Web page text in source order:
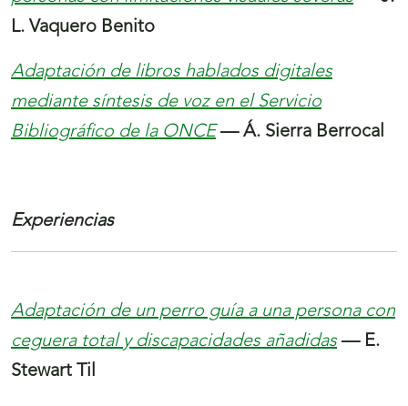
L. Vaquero Benito
Adaptación de libros hablados digitales
mediante síntesis de voz en el Servicio
Bibliográfico de la ONCE — Á. Sierra Berrocal
Experiencias
Adaptación de un perro guía a una persona con
ceguera total y discapacidades añadidas — E.
Stewart Til